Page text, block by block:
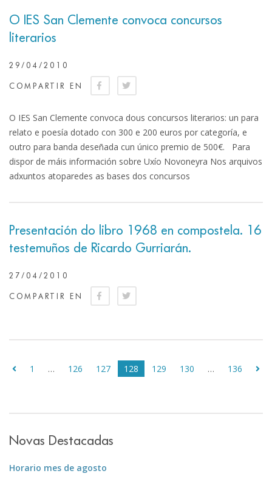
O IES San Clemente convoca concursos
literarios
29/04/2010
COMPARTIR EN
O IES San Clemente convoca dous concursos literarios: un para
relato e poesía dotado con 300 e 200 euros por categoría, e
outro para banda deseñada cun único premio de 500€. Para
dispor de máis información sobre Uxío Novoneyra Nos arquivos
adxuntos atoparedes as bases dos concursos
Presentación do libro 1968 en compostela. 16
testemuños de Ricardo Gurriarán.
27/04/2010
COMPARTIR EN
1 … 126 127 128 129 130 … 136
Novas Destacadas
Horario mes de agosto